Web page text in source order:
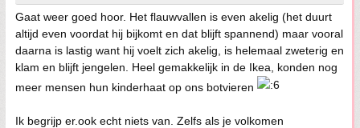
Gaat weer goed hoor. Het flauwvallen is even akelig (het duurt
altijd even voordat hij bijkomt en dat blijft spannend) maar vooral
daarna is lastig want hij voelt zich akelig, is helemaal zweterig en
klam en blijft jengelen. Heel gemakkelijk in de Ikea, konden nog
meer mensen hun kinderhaat op ons botvieren
Ik begrijp er.ook echt niets van. Zelfs als je volkomen